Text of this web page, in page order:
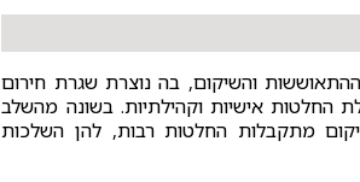
והשיקום, בה נוצרת שגרת חירום
החלטות אישיות וקהילתיות. בשונה מהשלב
מתקבלות החלטות רבות, להן השלכות